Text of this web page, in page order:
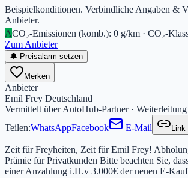
Beispielkonditionen. Verbindliche Angaben &
Anbieter.
ACO₂-Emissionen (komb.): 0 g/km · CO₂-
Zum Anbieter
🔔 Preisalarm setzen
Merken
Anbieter
Emil Frey Deutschland
Vermittelt über AutoHub-Partner ·
Teilen:WhatsAppFacebook E-Mail Link
Zeit für Freyheiten, Zeit für Emil Frey!
Prämie für Privatkunden Bitte beachten Sie,
einer Anzahlung i.H.v 3.000€ der neuen E-